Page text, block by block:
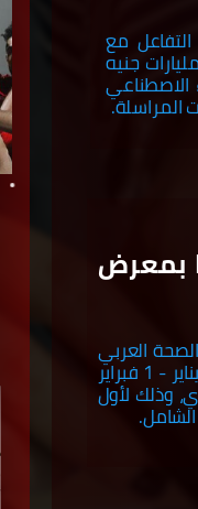
مع
إنجازاتها البارزة في مصر والمنطقة، وخطة استثمارية بلغت 4 مليارات جنيه
الاصطناعي
المراسلة.
بمعرض
العربي
بإمارة دبي بدولة الإمارات العربية المتحدة "آراب هيلث 2024" خلال الفترة (29 يناير - 1 فبراير
وذلك لأول